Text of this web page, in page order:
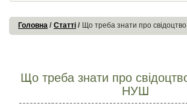
Головна Статті Що треба знати про
Що треба знати про
НУШ